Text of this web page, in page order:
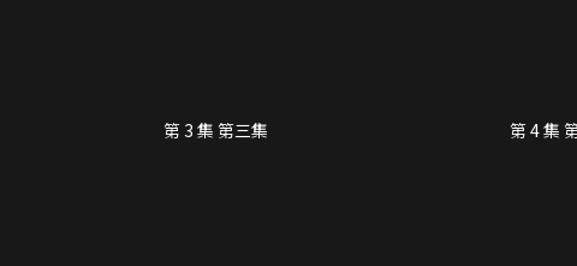
第 3 集 第三集
第 4 集